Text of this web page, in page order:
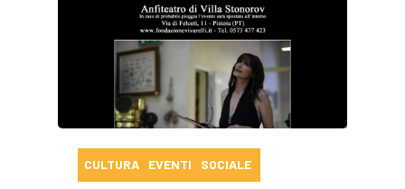
CULTURA EVENTI SOCIALE